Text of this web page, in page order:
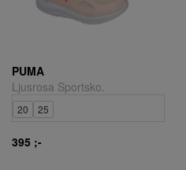
PUMA
Ljusrosa Sportsko.
20 25
395 ;-